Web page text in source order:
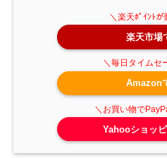
楽天市場
Amazon
Yahooショッ